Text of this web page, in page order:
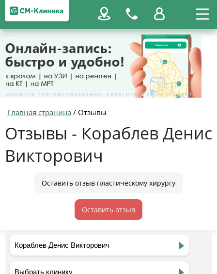
Главная страница / Отзывы
Отзывы - Кораблев Денис
Викторович
Оставить отзыв пластическому хирургу
Оставить отзыв